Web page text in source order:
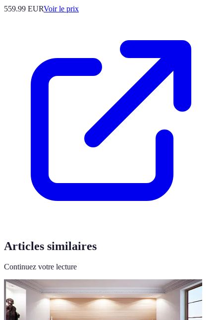
559.99 EURVoir le prix
Articles similaires
Continuez votre lecture